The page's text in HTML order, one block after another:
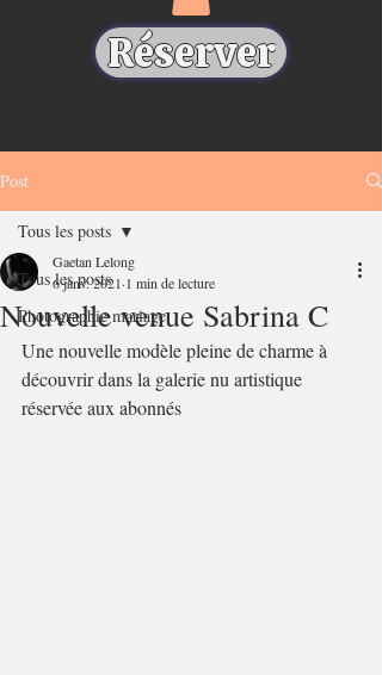
Réserver
Post
Tous les posts
Photographie mariage
Tous les posts
Nouvelle venue Sabrina C
Gaetan Lelong
6 janv. 2021 1 min de lecture
Une nouvelle modèle pleine de charme à
découvrir dans la galerie nu artistique
réservée aux abonnés